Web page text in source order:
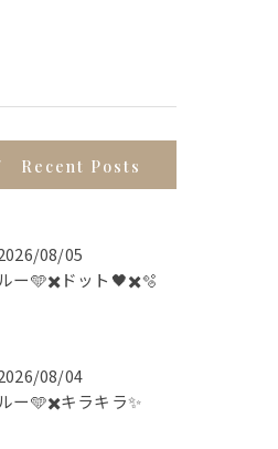
Recent Posts
08/05
ー🩵✖️ドット🖤✖️🫧
08/04
ー🩵✖️キラキラ✨